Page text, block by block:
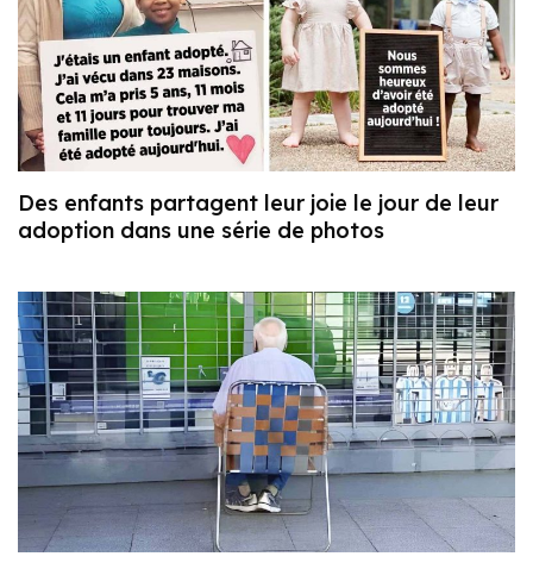
Des enfants partagent leur joie le jour de leur
adoption dans une série de photos